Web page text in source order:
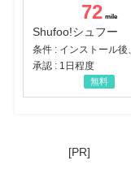
72
Shufoo!シュフー
承認 : 1日程度
無料
[PR]